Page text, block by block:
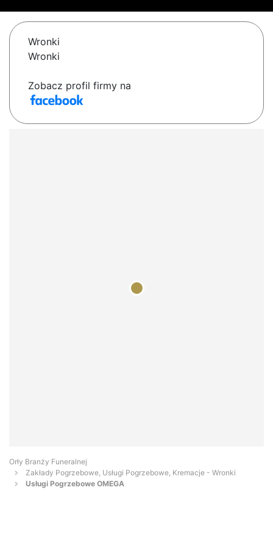
Wronki
Wronki
Zobacz profil firmy na
Orły Branży Funeralnej
Zakłady Pogrzebowe, Usługi Pogrzebowe, Kremacje - Wronki
Usługi Pogrzebowe OMEGA